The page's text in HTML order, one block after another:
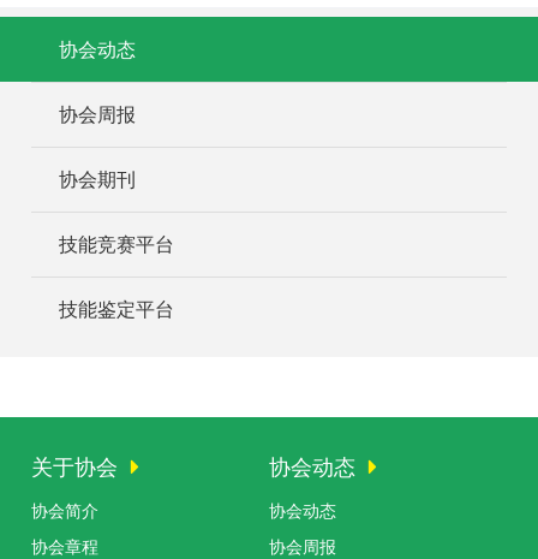
协会动态
协会周报
协会期刊
技能竞赛平台
技能鉴定平台
关于协会
协会简介
协会章程
协会动态
协会动态
协会周报